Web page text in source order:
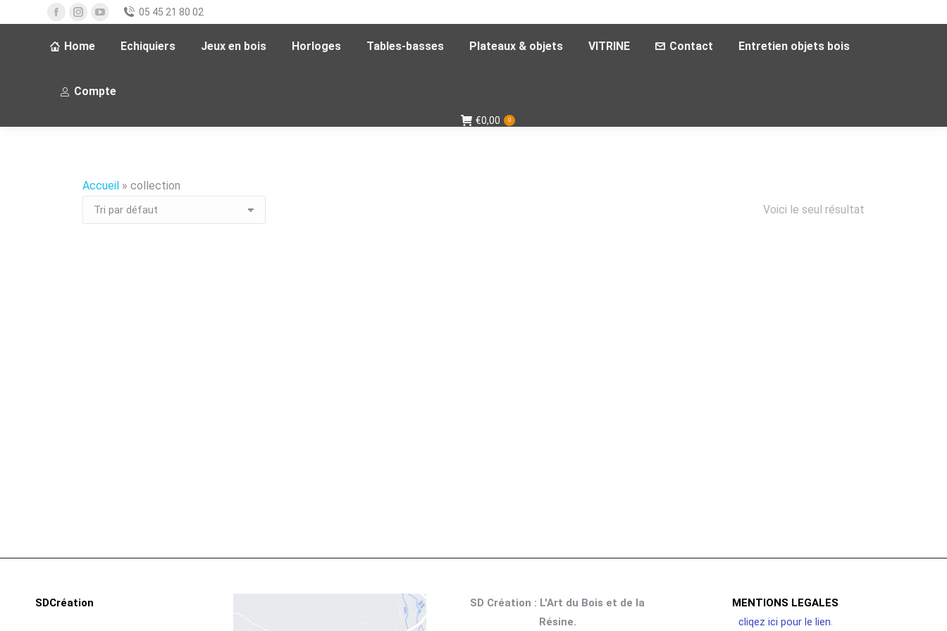
05 45 21 80 02
Home Echiquiers Jeux en bois Horloges Tables-basses Plateaux & objets VITRINE Contact Entretien objets bois
Compte
€0,00 0
Accueil »collection
Voici le seul résultat
SDCréation
SD Création : L'Art du Bois et de la
Résine.
MENTIONS LEGALES
cliqez ici pour le lien.